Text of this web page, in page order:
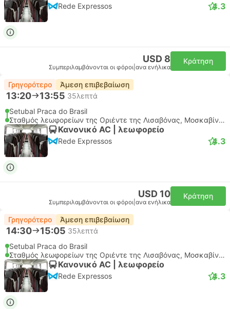
Rede Expressos 4.3
USD 8
Συμπεριλαμβάνονται οι φόροι ανα ενήλικα
Κράτηση
Γρηγορότερο Άμεση επιβεβαίωση
13:20 13:55 35λεπτά
Setubal Praca do Brasil
Σταθμός λεωφορείων της Οριέντε της Λισαβόνας, Μοσκαβίντε
Κανονικό AC | λεωφορείο
Rede Expressos 4.3
USD 10
Συμπεριλαμβάνονται οι φόροι ανα ενήλικα
Κράτηση
Γρηγορότερο Άμεση επιβεβαίωση
14:30 15:05 35λεπτά
Setubal Praca do Brasil
Σταθμός λεωφορείων της Οριέντε της Λισαβόνας, Μοσκαβίντε
Κανονικό AC | λεωφορείο
Rede Expressos 4.3